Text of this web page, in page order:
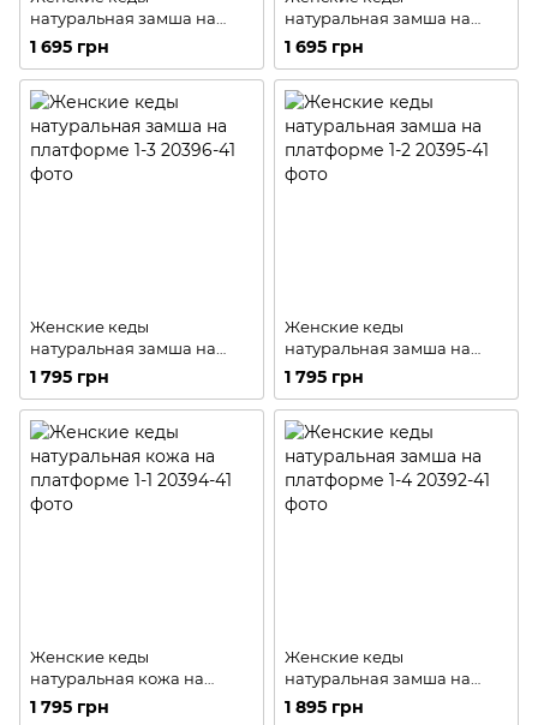
натуральная замша на
платформе 1-2
1 695 грн
натуральная замша на
платформе 1-1
1 695 грн
Женские кеды
натуральная замша на
платформе 1-3
1 795 грн
Женские кеды
натуральная замша на
платформе 1-2
1 795 грн
Женские кеды
натуральная кожа на
платформе 1-1
1 795 грн
Женские кеды
натуральная замша на
платформе 1-4
1 895 грн